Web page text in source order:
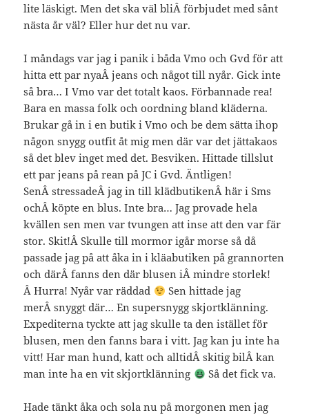
lite läskigt. Men det ska väl bliÂ förbjudet med sånt
nästa år väl? Eller hur det nu var.
I måndags var jag i panik i båda Vmo och Gvd för att
hitta ett par nyaÂ jeans och något till nyår. Gick inte
så bra… I Vmo var det totalt kaos. Förbannade rea!
Bara en massa folk och oordning bland kläderna.
Brukar gå in i en butik i Vmo och be dem sätta ihop
någon snygg outfit åt mig men där var det jättakaos
så det blev inget med det. Besviken. Hittade tillslut
ett par jeans på rean på JC i Gvd. Äntligen!
SenÂ stressadeÂ jag in till klädbutikenÂ här i Sms
ochÂ köpte en blus. Inte bra… Jag provade hela
kvällen sen men var tvungen att inse att den var fär
stor. Skit!Â Skulle till mormor igår morse så då
passade jag på att åka in i kläabutiken på grannorten
och därÂ fanns den där blusen iÂ mindre storlek!
Â Hurra! Nyår var räddad
Sen hittade jag
merÂ snyggt där… En supersnygg skjortklänning.
Expediterna tyckte att jag skulle ta den istället för
blusen, men den fanns bara i vitt. Jag kan ju inte ha
vitt! Har man hund, katt och alltidÂ skitig bilÂ kan
man inte ha en vit skjortklänning
Så det fick va.
Hade tänkt åka och sola nu på morgonen men jag